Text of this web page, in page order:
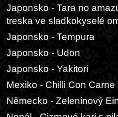
Japonsko - Tara no
treska ve sladkokyselé
Japonsko - Tempura
Japonsko - Udon
Japonsko - Yakitori
Mexiko - Chilli Con Carne
Německo - Zeleninový